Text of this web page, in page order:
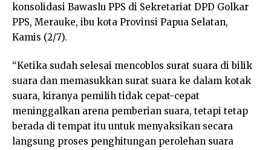
konsolidasi Bawaslu PPS di Sekretariat DPD Golkar
PPS, Merauke, ibu kota Provinsi Papua Selatan,
Kamis (2/7).
“Ketika sudah selesai mencoblos surat suara di bilik
suara dan memasukkan surat suara ke dalam kotak
suara, kiranya pemilih tidak cepat-cepat
meninggalkan arena pemberian suara, tetapi tetap
berada di tempat itu untuk menyaksikan secara
langsung proses penghitungan perolehan suara